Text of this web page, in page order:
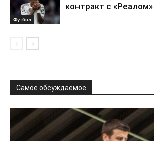
Футбол
контракт с
Самое обсуждаемое